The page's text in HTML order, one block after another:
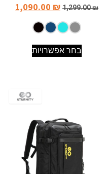
1,299.00₪
1,090.00 ₪
בחר אפשרויות